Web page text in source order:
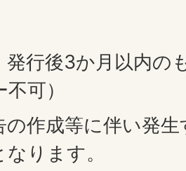
発行後3か月以内の
可）
の作成等に伴い発
ります。